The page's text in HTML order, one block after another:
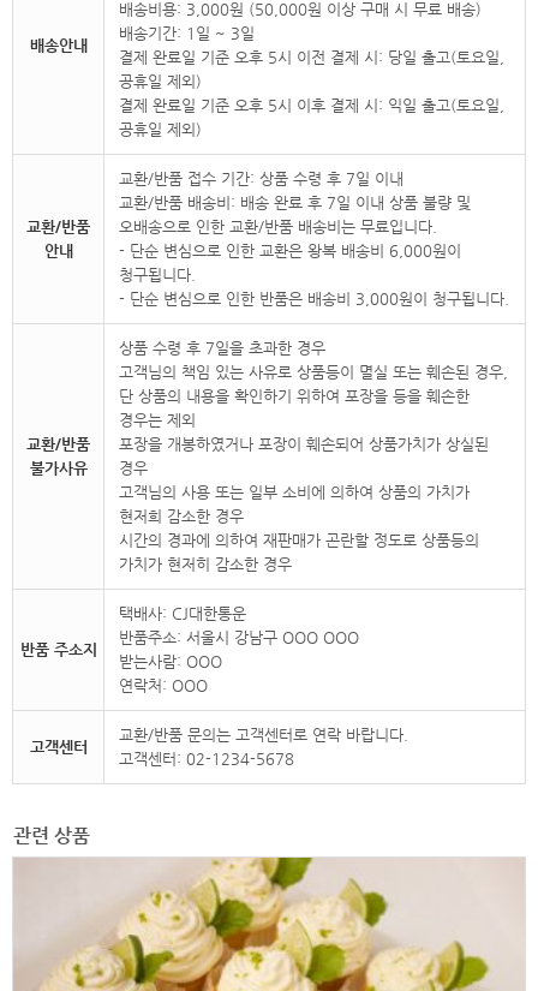
배송안내
배송비용: 3,000원 (50,000원 이상 구매 시 무료 배송)
배송기간: 1일 ~ 3일
결제 완료일 기준 오후 5시 이전 결제 시: 당일 출고(토요일,
공휴일 제외)
결제 완료일 기준 오후 5시 이후 결제 시: 익일 출고(토요일,
공휴일 제외)
교환/반품
안내
교환/반품 접수 기간: 상품 수령 후 7일 이내
교환/반품 배송비: 배송 완료 후 7일 이내 상품 불량 및
오배송으로 인한 교환/반품 배송비는 무료입니다.
- 단순 변심으로 인한 교환은 왕복 배송비 6,000원이
청구됩니다.
- 단순 변심으로 인한 반품은 배송비 3,000원이 청구됩니다.
교환/반품
불가사유
상품 수령 후 7일을 초과한 경우
고객님의 책임 있는 사유로 상품등이 멸실 또는 훼손된 경우,
단 상품의 내용을 확인하기 위하여 포장을 등을 훼손한
경우는 제외
포장을 개봉하였거나 포장이 훼손되어 상품가치가 상실된
경우
고객님의 사용 또는 일부 소비에 의하여 상품의 가치가
현저희 감소한 경우
시간의 경과에 의하여 재판매가 곤란할 정도로 상품등의
가치가 현저히 감소한 경우
반품 주소지
택배사: CJ대한통운
반품주소: 서울시 강남구 OOO OOO
받는사람: OOO
연락처: OOO
고객센터
교환/반품 문의는 고객센터로 연락 바랍니다.
고객센터: 02-1234-5678
관련 상품